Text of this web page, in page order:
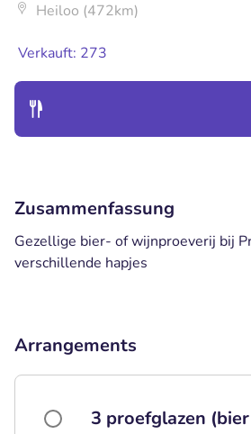
Heiloo (472km)
Verkauft: 273
Zusammenfassung
Gezellige bier- of wijnproeverij bij
verschillende hapjes
Arrangements
3 proefglazen